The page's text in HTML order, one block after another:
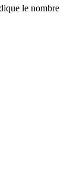
le nombre